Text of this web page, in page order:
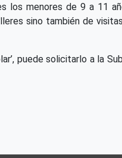
los menores de 9 a 11
sino también de
puede solicitarlo a la